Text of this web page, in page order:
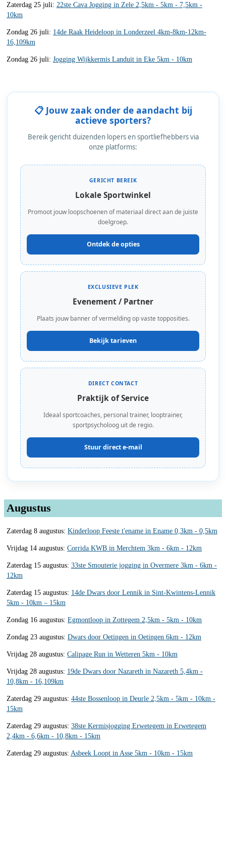
Zaterdag 25 juli: 22ste Cava Jogging in Zele 2,5km - 5km - 7,5km -
10km
Zondag 26 juli: 14de Raak Heideloop in Londerzeel 4km-8km-12km-
16,109km
Zondag 26 juli: Jogging Wijkkermis Landuit in Eke 5km - 10km
📋 Jouw zaak onder de aandacht bij
actieve sporters?
Bereik gericht duizenden lopers en sportliefhebbers via
onze platforms:
GERICHT BEREIK
Lokale Sportwinkel
Promoot jouw loopschoenen of materiaal direct aan de juiste
doelgroep.
Ontdek de opties
EXCLUSIEVE PLEK
Evenement / Partner
Plaats jouw banner of vermelding op vaste topposities.
Bekijk tarieven
DIRECT CONTACT
Praktijk of Service
Ideaal sportcoaches, personal trainer, looptrainer,
sportpsycholoog uit de regio.
Stuur direct e-mail
Augustus
Zaterdag 8 augustus: Kinderloop Feeste t'ename in Ename 0,3km - 0,5km
Vrijdag 14 augustus: Corrida KWB in Merchtem 3km - 6km - 12km
Zaterdag 15 augustus: 33ste Smouterie jogging in Overmere 3km - 6km -
12km
Zaterdag 15 augustus: 14de Dwars door Lennik in Sint-Kwintens-Lennik
5km - 10km – 15km
Zondag 16 augustus: Egmontloop in Zottegem 2,5km - 5km - 10km
Zondag 23 augustus: Dwars door Oetingen in Oetingen 6km - 12km
Vrijdag 28 augustus: Calipage Run in Wetteren 5km - 10km
Vrijdag 28 augustus: 19de Dwars door Nazareth in Nazareth 5,4km -
10,8km - 16,109km
Zaterdag 29 augustus: 44ste Bossenloop in Deurle 2,5km - 5km - 10km -
15km
Zaterdag 29 augustus: 38ste Kermisjogging Erwetegem in Erwetegem
2,4km - 6,6km - 10,8km - 15km
Zaterdag 29 augustus: Asbeek Loopt in Asse 5km - 10km - 15km